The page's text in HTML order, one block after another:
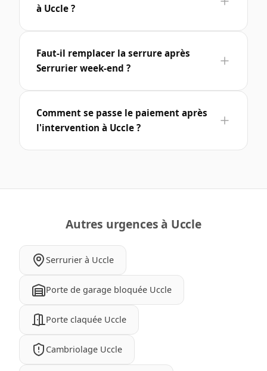
à Uccle ?
Faut-il remplacer la serrure après
Serrurier week-end ?
Comment se passe le paiement après
l'intervention à Uccle ?
Autres urgences à Uccle
Serrurier à Uccle
Porte de garage bloquée Uccle
Porte claquée Uccle
Cambriolage Uccle